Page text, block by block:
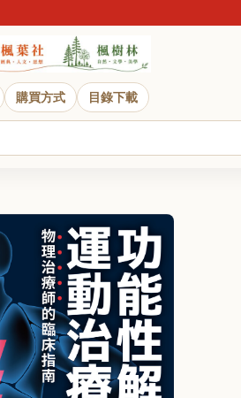
購買方式 目錄下載